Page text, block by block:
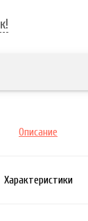
Описание
Характеристики